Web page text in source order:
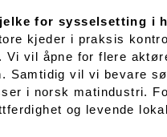
for sysselsetting i
kjeder i praksis
Vi vil åpne for flere
Samtidig vil vi bevare
i norsk matindustri.
og levende